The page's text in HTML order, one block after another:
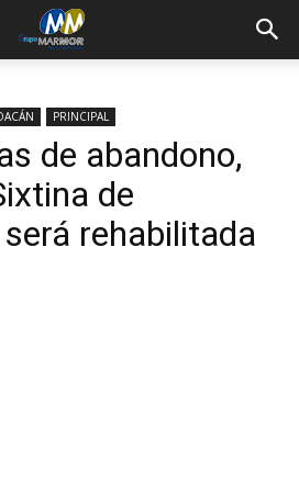
PRINCIPAL
de abandono,
de
rehabilitada